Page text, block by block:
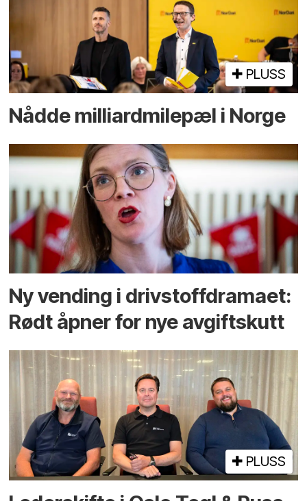
PLUSS
Nådde milliard­­milepæl i Norge
Ny vending i drivstoffdramaet:
Rødt åpner for nye avgiftskutt
PLUSS